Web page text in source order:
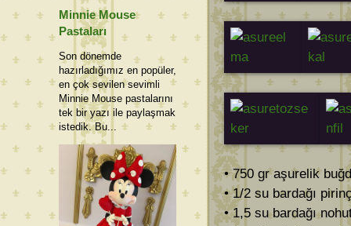
• 750 gr aşurelik
• 1/2 su bardağı
• 1,5 su bardağı
Minnie Mouse
Pastaları
Son dönemde
hazırladığımız en popüler,
en çok sevilen sevimli
Minnie Mouse pastalarını
tek bir yazı ile paylaşmak
istedik. Bu...